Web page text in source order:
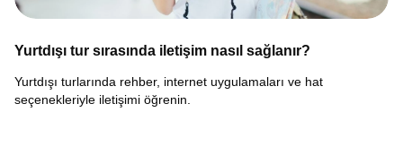
Yurtdışı tur sırasında iletişim nasıl sağlanır?
Yurtdışı turlarında rehber, internet uygulamaları ve hat
seçenekleriyle iletişimi öğrenin.